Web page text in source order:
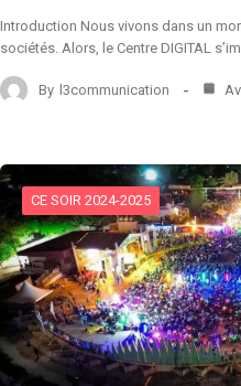
Introduction Nous vivons dans un
sociétés. Alors, le Centre DIGITAL
By l3communication
CE SOIR 2024-2025